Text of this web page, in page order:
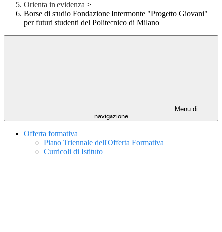
Orienta in evidenza >
Borse di studio Fondazione Intermonte "Progetto Giovani"
per futuri studenti del Politecnico di Milano
Menu di
navigazione
Offerta formativa
Piano Triennale dell'Offerta Formativa
Curricoli di Istituto